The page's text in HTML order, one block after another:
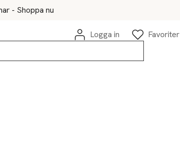
- Shoppa nu
Logga in
Favoriter